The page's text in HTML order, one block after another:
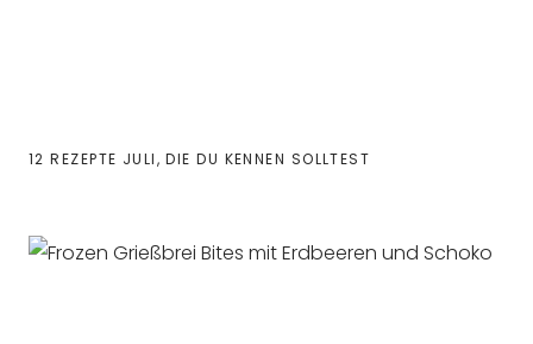
12 REZEPTE JULI, DIE DU KENNEN SOLLTEST